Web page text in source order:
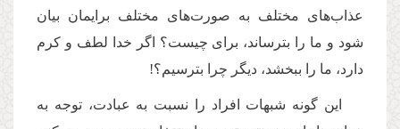
عذاب‌های مختلف به صورت‌های مختلف برایمان بیان
شود و ما را بترساند، برای چیست؟ اگر خدا لطف و کرم
دارد، ما را ببخشد،‌ دیگر چرا بترسیم؟!
این گونه شبهات افراد را نسبت به عبادت، توجه به